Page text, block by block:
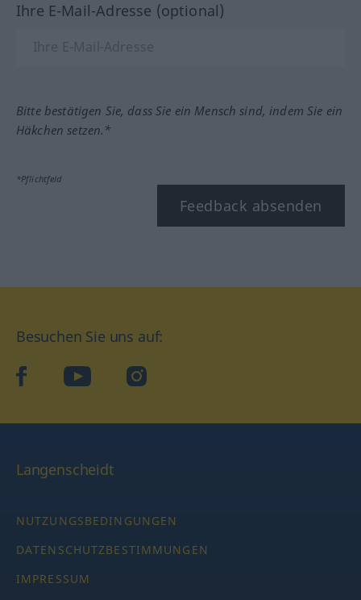
Ihre E-Mail-Adresse (optional)
Bitte bestätigen Sie, dass Sie ein Mensch sind, indem Sie ein
Häkchen setzen.*
*Pflichtfeld
Feedback absenden
Besuchen Sie uns auf:
facebookYouTube Instagram
Langenscheidt
NUTZUNGSBEDINGUNGEN
DATENSCHUTZBESTIMMUNGEN
IMPRESSUM